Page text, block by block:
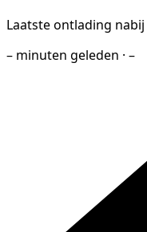
Laatste ontlading nabij
– minuten geleden · –